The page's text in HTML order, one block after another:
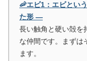
🦐エビ1：エビとい
た形 ―
長い触角と硬い殻を
な仲間です。まずは
ます。